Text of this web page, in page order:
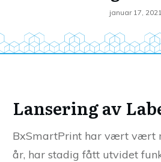
januar 17, 2021
Lansering av
BxSmartPrint har vært vært
år, har stadig fått utvidet